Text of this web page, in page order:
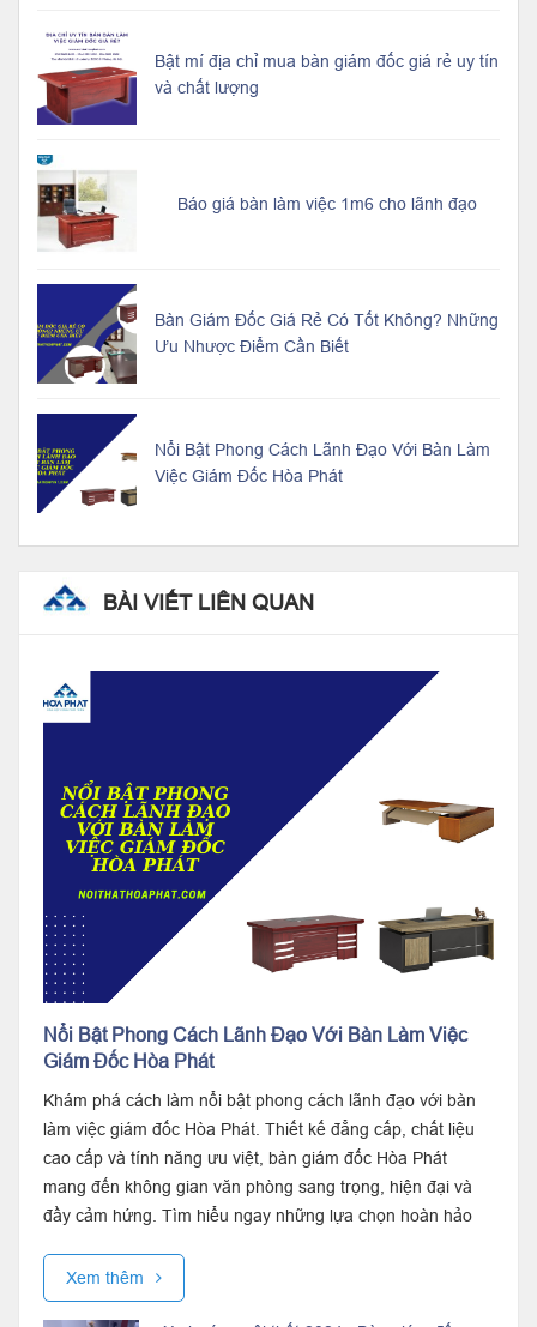
Bật mí địa chỉ mua bàn giám đốc giá rẻ uy tín
và chất lượng
Báo giá bàn làm việc 1m6 cho lãnh đạo
Bàn Giám Đốc Giá Rẻ Có Tốt Không? Những
Ưu Nhược Điểm Cần Biết
Nổi Bật Phong Cách Lãnh Đạo Với Bàn Làm
Việc Giám Đốc Hòa Phát
BÀI VIẾT LIÊN QUAN
Nổi Bật Phong Cách Lãnh Đạo Với Bàn Làm Việc
Giám Đốc Hòa Phát
Khám phá cách làm nổi bật phong cách lãnh đạo với bàn
làm việc giám đốc Hòa Phát. Thiết kế đẳng cấp, chất liệu
cao cấp và tính năng ưu việt, bàn giám đốc Hòa Phát
mang đến không gian văn phòng sang trọng, hiện đại và
đầy cảm hứng. Tìm hiểu ngay những lựa chọn hoàn hảo
Xem thêm